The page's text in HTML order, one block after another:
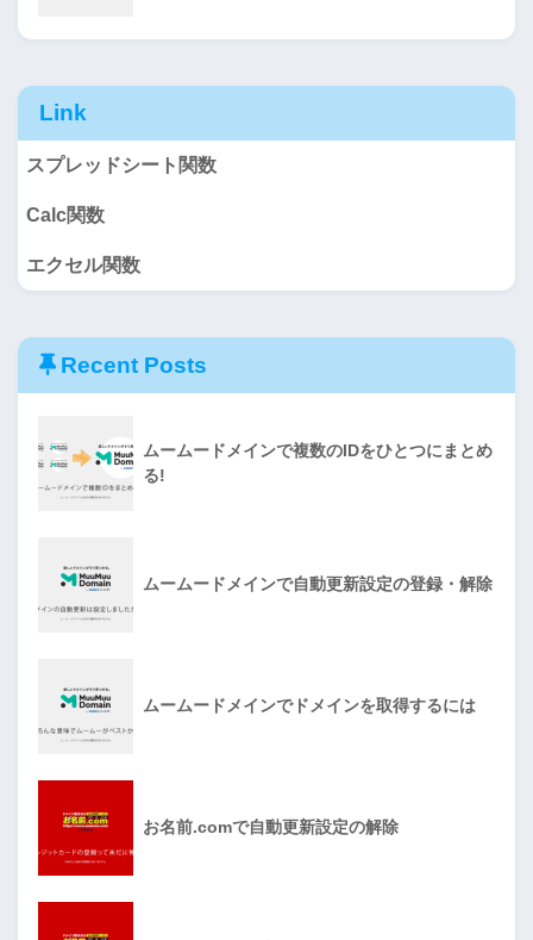
Link
スプレッドシート関数
Calc関数
エクセル関数
Recent Posts
ムームードメインで複数のIDをひとつにまとめ
る!
ムームードメインで自動更新設定の登録・解除
ムームードメインでドメインを取得するには
お名前.comで自動更新設定の解除